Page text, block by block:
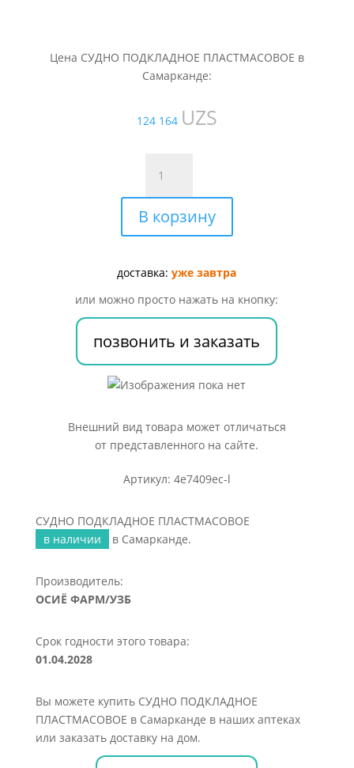
Цена СУДНО ПОДКЛАДНОЕ ПЛАСТМАСОВОЕ в
Самарканде:
124 164 UZS
товара
СУДНО
ПОДКЛАДНОЕ
ПЛАСТМАСОВОЕ
В корзину
доставка:уже завтра
или можно просто нажать на кнопку:
позвонить и заказать
Внешний вид товара может отличаться
от представленного на сайте.
Артикул: 4e7409ec-l
СУДНО ПОДКЛАДНОЕ ПЛАСТМАСОВОЕ
в наличии
в Самарканде.
Производитель:
ОСИЁ ФАРМ/УЗБ
Срок годности этого товара:
01.04.2028
Вы можете купить СУДНО ПОДКЛАДНОЕ
ПЛАСТМАСОВОЕ в Самарканде в наших аптеках
или заказать доставку на дом.